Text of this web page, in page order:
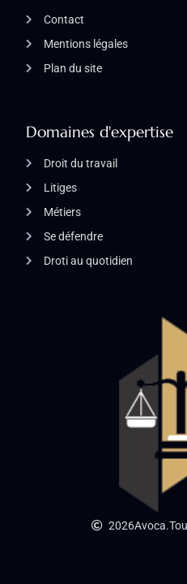
2026Avoca.
Domaines d'expertise
Droit du travail
Litiges
Métiers
Se défendre
Droti au quotidien
Contact
Mentions légales
Plan du site